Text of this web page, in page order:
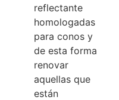
reflectante
homologadas
para conos y
de esta forma
renovar
aquellas que
están